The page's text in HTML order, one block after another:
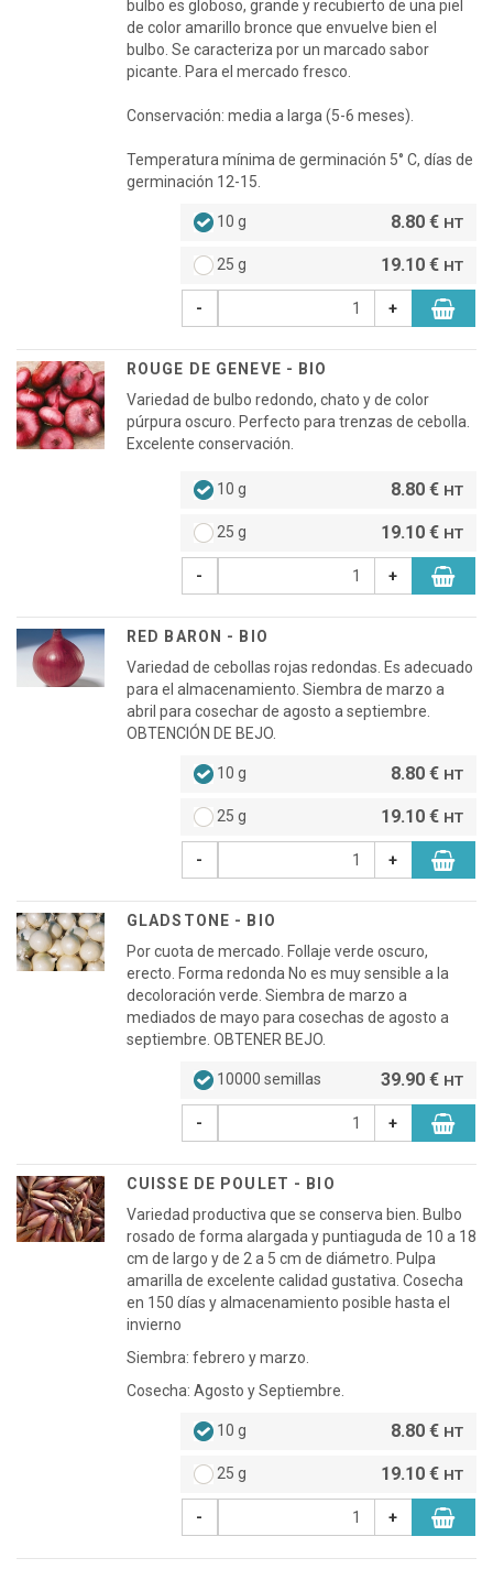
bulbo es globoso, grande y recubierto de una piel
de color amarillo bronce que envuelve bien el
bulbo. Se caracteriza por un marcado sabor
picante. Para el mercado fresco.
Conservación: media a larga (5-6 meses).
Temperatura mínima de germinación 5° C, días de
germinación 12-15.
10 g 8.80 € HT
25 g 19.10 € HT
- +
ROUGE DE GENEVE - BIO
Variedad de bulbo redondo, chato y de color
púrpura oscuro. Perfecto para trenzas de cebolla.
Excelente conservación.
10 g 8.80 € HT
25 g 19.10 € HT
- +
RED BARON - BIO
Variedad de cebollas rojas redondas. Es adecuado
para el almacenamiento. Siembra de marzo a
abril para cosechar de agosto a septiembre.
OBTENCIÓN DE BEJO.
10 g 8.80 € HT
25 g 19.10 € HT
- +
GLADSTONE - BIO
Por cuota de mercado. Follaje verde oscuro,
erecto. Forma redonda No es muy sensible a la
decoloración verde. Siembra de marzo a
mediados de mayo para cosechas de agosto a
septiembre. OBTENER BEJO.
10000 semillas 39.90 € HT
- +
CUISSE DE POULET - BIO
Variedad productiva que se conserva bien. Bulbo
rosado de forma alargada y puntiaguda de 10 a 18
cm de largo y de 2 a 5 cm de diámetro. Pulpa
amarilla de excelente calidad gustativa. Cosecha
en 150 días y almacenamiento posible hasta el
invierno
Siembra: febrero y marzo.
Cosecha: Agosto y Septiembre.
10 g 8.80 € HT
25 g 19.10 € HT
- +